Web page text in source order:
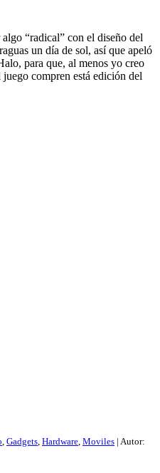
“radical” con el diseño del
un día de sol, así que apeló
para que, al menos yo creo
compren está edición del
, Gadgets, Hardware, Moviles | Autor: